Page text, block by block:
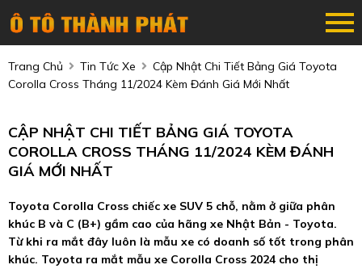
Trang Chủ Tin Tức Xe
Cập Nhật Chi Tiết Bảng Giá Toyota
Corolla Cross Tháng 11/2024 Kèm Đánh Giá Mới Nhất
CẬP NHẬT CHI TIẾT BẢNG GIÁ TOYOTA
COROLLA CROSS THÁNG 11/2024 KÈM ĐÁNH
GIÁ MỚI NHẤT
Toyota Corolla Cross chiếc xe SUV 5 chỗ, nằm ở giữa phân
khúc B và C (B+) gầm cao của hãng xe Nhật Bản - Toyota.
Từ khi ra mắt đây luôn là mẫu xe có doanh số tốt trong phân
khúc. Toyota ra mắt mẫu xe Corolla Cross 2024 cho thị